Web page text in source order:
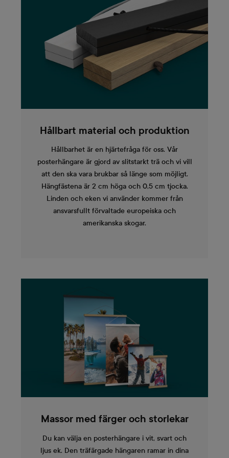
Hållbart material och produktion
Hållbarhet är en hjärtefråga för oss. Vår
posterhängare är gjord av slitstarkt trä och vi vill
att den ska vara brukbar så länge som möjligt.
Hängfästena är 2 cm höga och 0,5 cm tjocka.
Linden och eken vi använder kommer från
ansvarsfullt förvaltade europeiska och
amerikanska skogar.
Massor med färger och storlekar
Du kan välja en posterhängare i vit, svart och
ljus ek. Den träfärgade hängaren ramar in dina